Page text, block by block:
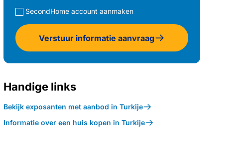
SecondHome account aanmaken
Verstuur informatie aanvraag
Handige links
Bekijk exposanten met aanbod in Turkije
Informatie over een huis kopen in Turkije